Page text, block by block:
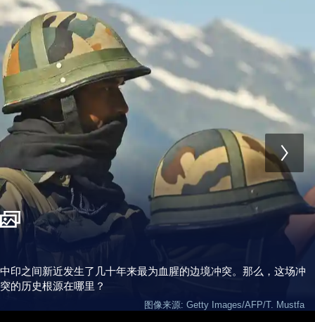
中印之间新近发生了几十年来最为血腥的边境冲突。那么，这场冲
突的历史根源在哪里？
图像来源: Getty Images/AFP/T. Mustfa